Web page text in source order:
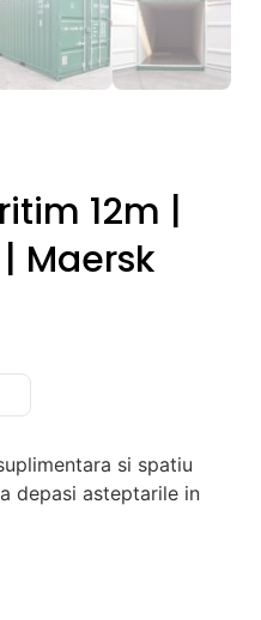
12m |
Maersk
si spatiu
depasi asteptarile in